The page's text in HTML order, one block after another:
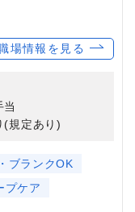
場情報を見る
(規定あり)
ブランクOK
プケア